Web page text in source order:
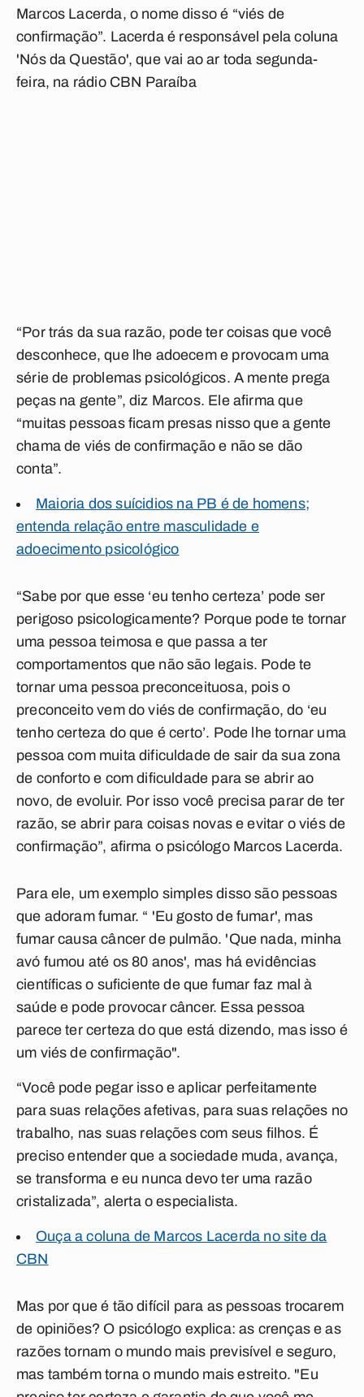
Marcos Lacerda, o nome disso é “viés de
confirmação”. Lacerda é responsável pela coluna
'Nós da Questão', que vai ao ar toda segunda-
feira, na rádio CBN Paraíba
“Por trás da sua razão, pode ter coisas que você
desconhece, que lhe adoecem e provocam uma
série de problemas psicológicos. A mente prega
peças na gente”, diz Marcos. Ele afirma que
“muitas pessoas ficam presas nisso que a gente
chama de viés de confirmação e não se dão
conta”.
Maioria dos suícidios na PB é de homens;
entenda relação entre masculidade e
adoecimento psicológico
“Sabe por que esse ‘eu tenho certeza’ pode ser
perigoso psicologicamente? Porque pode te tornar
uma pessoa teimosa e que passa a ter
comportamentos que não são legais. Pode te
tornar uma pessoa preconceituosa, pois o
preconceito vem do viés de confirmação, do ‘eu
tenho certeza do que é certo’. Pode lhe tornar uma
pessoa com muita dificuldade de sair da sua zona
de conforto e com dificuldade para se abrir ao
novo, de evoluir. Por isso você precisa parar de ter
razão, se abrir para coisas novas e evitar o viés de
confirmação”, afirma o psicólogo Marcos Lacerda.
Para ele, um exemplo simples disso são pessoas
que adoram fumar. “ 'Eu gosto de fumar', mas
fumar causa câncer de pulmão. 'Que nada, minha
avó fumou até os 80 anos', mas há evidências
científicas o suficiente de que fumar faz mal à
saúde e pode provocar câncer. Essa pessoa
parece ter certeza do que está dizendo, mas isso é
um viés de confirmação".
“Você pode pegar isso e aplicar perfeitamente
para suas relações afetivas, para suas relações no
trabalho, nas suas relações com seus filhos. É
preciso entender que a sociedade muda, avança,
se transforma e eu nunca devo ter uma razão
cristalizada”, alerta o especialista.
Ouça a coluna de Marcos Lacerda no site da
CBN
Mas por que é tão difícil para as pessoas trocarem
de opiniões? O psicólogo explica:as crenças e as
razões tornam o mundo mais previsível e seguro,
mas também torna o mundo mais estreito. "Eu